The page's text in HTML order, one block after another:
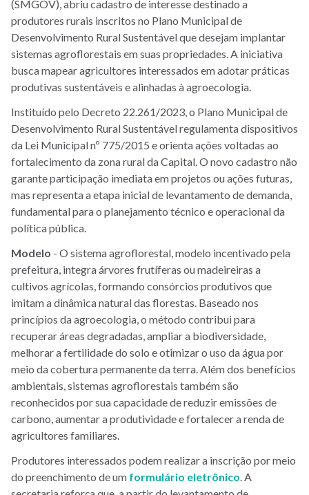
(SMGOV), abriu cadastro de interesse destinado a
produtores rurais inscritos no Plano Municipal de
Desenvolvimento Rural Sustentável que desejam implantar
sistemas agroflorestais em suas propriedades. A iniciativa
busca mapear agricultores interessados em adotar práticas
produtivas sustentáveis e alinhadas à agroecologia.
Instituído pelo Decreto 22.261/2023, o Plano Municipal de
Desenvolvimento Rural Sustentável regulamenta dispositivos
da Lei Municipal nº 775/2015 e orienta ações voltadas ao
fortalecimento da zona rural da Capital. O novo cadastro não
garante participação imediata em projetos ou ações futuras,
mas representa a etapa inicial de levantamento de demanda,
fundamental para o planejamento técnico e operacional da
política pública.
Modelo - O sistema agroflorestal, modelo incentivado pela
prefeitura, integra árvores frutíferas ou madeireiras a
cultivos agrícolas, formando consórcios produtivos que
imitam a dinâmica natural das florestas. Baseado nos
princípios da agroecologia, o método contribui para
recuperar áreas degradadas, ampliar a biodiversidade,
melhorar a fertilidade do solo e otimizar o uso da água por
meio da cobertura permanente da terra. Além dos benefícios
ambientais, sistemas agroflorestais também são
reconhecidos por sua capacidade de reduzir emissões de
carbono, aumentar a produtividade e fortalecer a renda de
agricultores familiares.
Produtores interessados podem realizar a inscrição por meio
do preenchimento de um formulário eletrônico . A